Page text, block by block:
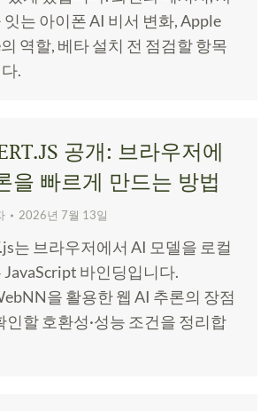
는 아이폰 AI 비서 변화, Apple
역할, 베타 설치 전 점검할 항목
.
공개: 브라우저에
을 빠르게 만드는 방법
2026년 7월 13일
는 브라우저에서 AI 모델을 로컬
JavaScript 바인딩입니다.
을 활용한 웹 AI 추론의 장점
인할 호환성·성능 조건을 정리합